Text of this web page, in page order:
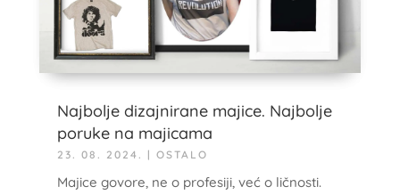
Najbolje dizajnirane majice. Najbolje
poruke na majicama
23. 08. 2024. | OSTALO
Majice govore, ne o profesiji, već o ličnosti.